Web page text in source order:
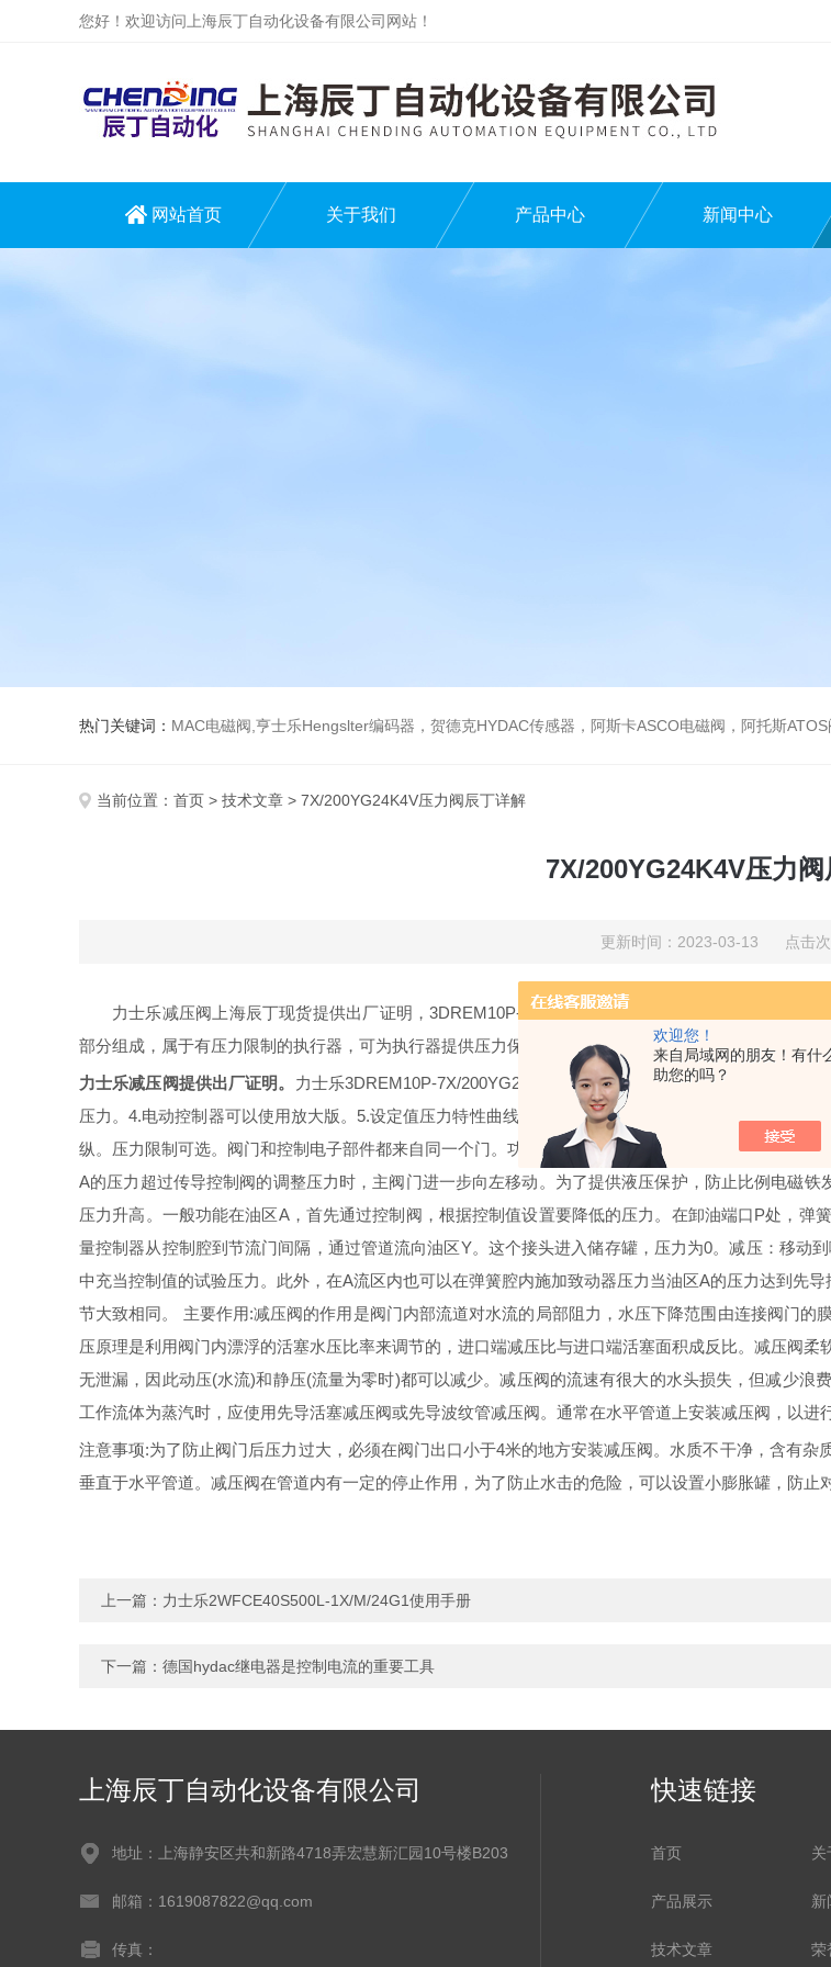
欢迎您！
来自局域网的朋友！有什
助您的吗？
您好！欢迎访问上海辰丁自动化设备有限公司网站！
网站首页 关于我们 产品中心 新闻中心
热门关键词： MAC电磁阀,亨士乐Hengslter编码器，贺德克HYDAC传感器，阿斯卡ASCO电磁阀，阿托斯ATOS阀，力士乐Rexroth泵，爱普EPRO传感器，穆格MOOG伺服阀，宝德BURKERT
当前位置： 首页 > 技术文章 > 7X/200YG24K4V压力阀辰丁详解
7X/200YG24K4V压力
更新时间：2023-03-13 点击次
力士乐减压阀上海辰丁现货提供出厂证明，3DREM10P-7X/200YG24K4V压力阀是一种电控先导
部分组成，属于有压力限制的执行器，可为执行器提供压力保护，用于降低系统压力。
力士乐减压阀提供出厂证明。 力士乐3DREM10P-7X/200YG24K4V压力阀减压阀特点：1.先导型减压
压力。4.电动控制器可以使用放大版。5.设定值压力特性曲线呈线性关系。6.集成电子控制器。 特征
纵。压力限制可选。阀门和控制电子部件都来自同一个门。功能：根据相应的压力等级设置此压力值的
A的压力超过传导控制阀的调整压力时，主阀门进一步向左移动。为了提供液压保护，防止比例电磁
压力升高。一般功能在油区A，首先通过控制阀，根据控制值设置要降低的压力。在卸油端口P处，
量控制器从控制腔到节流门间隔，通过管道流向油区Y。这个接头进入储存罐，压力为0。减压：移动
中充当控制值的试验压力。此外，在A流区内也可以在弹簧腔内施加致动器压力当油区A的压力达到先
节大致相同。 主要作用:减压阀的作用是阀门内部流道对水流的局部阻力，水压下降范围由连接阀门的
压原理是利用阀门内漂浮的活塞水压比率来调节的，进口端减压比与进口端活塞面积成反比。减压阀
无泄漏，因此动压(水流)和静压(流量为零时)都可以减少。减压阀的流速有很大的水头损失，但减少浪
工作流体为蒸汽时，应使用先导活塞减压阀或先导波纹管减压阀。通常在水平管道上安装减压阀，以进
注意事项:为了防止阀门后压力过大，必须在阀门出口小于4米的地方安装减压阀。水质不干净，含有杂
垂直于水平管道。减压阀在管道内有一定的停止作用，为了防止水击的危险，可以设置小膨胀罐，防止
上一篇： 力士乐2WFCE40S500L-1X/M/24G1使用手册
下一篇： 德国hydac继电器是控制电流的重要工具
上海辰丁自动化设备有限公司
地址：上海静安区共和新路4718弄宏慧新汇园10号楼B203
邮箱：1619087822@qq.com
传真：
快速链接
首页 关
产品展示 新
技术文章 荣